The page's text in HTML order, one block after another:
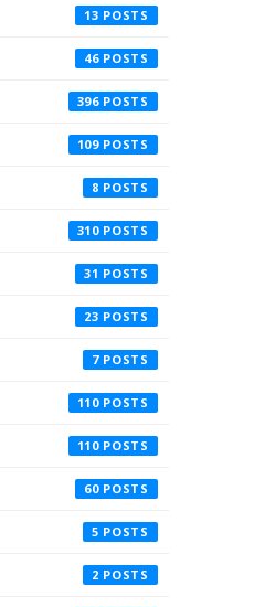
13
46
396
109
8
310
31
23
7
110
110
60
5
2